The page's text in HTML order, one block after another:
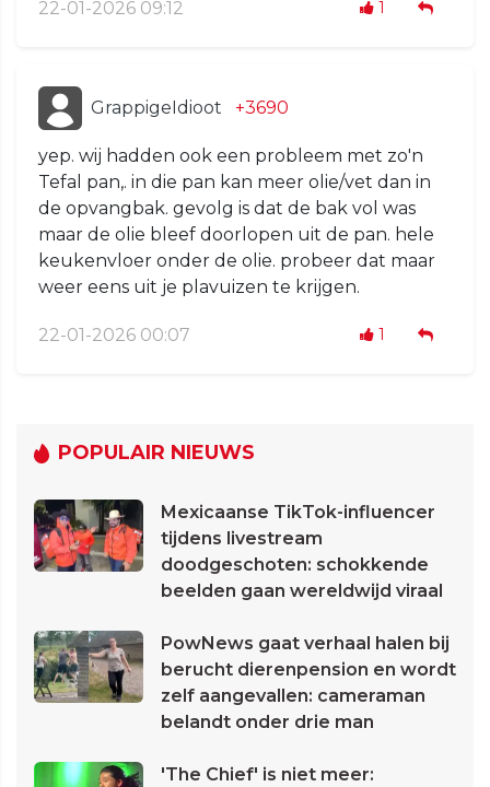
22-01-2026 09:12 1
GrappigeIdioot +3690
yep. wij hadden ook een probleem met zo'n
Tefal pan,. in die pan kan meer olie/vet dan in
de opvangbak. gevolg is dat de bak vol was
maar de olie bleef doorlopen uit de pan. hele
keukenvloer onder de olie. probeer dat maar
weer eens uit je plavuizen te krijgen.
22-01-2026 00:07 1
POPULAIR NIEUWS
Mexicaanse TikTok-influencer
tijdens livestream
doodgeschoten: schokkende
beelden gaan wereldwijd viraal
PowNews gaat verhaal halen bij
berucht dierenpension en wordt
zelf aangevallen: cameraman
belandt onder drie man
'The Chief' is niet meer: